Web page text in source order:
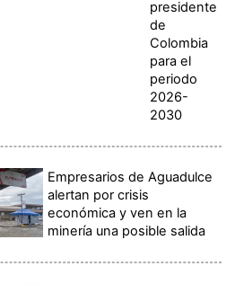
presidente
de
Colombia
para el
periodo
2026-
2030
Empresarios de Aguadulce
alertan por crisis
económica y ven en la
minería una posible salida